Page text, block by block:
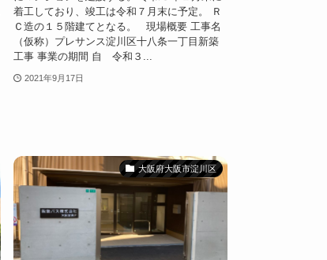
着工しており、竣工は令和７月末に予定。 Ｒ
Ｃ造の１５階建てとなる。 現場概要 工事名
（仮称）プレサンス淀川区十八条一丁目新築
工事 事業の期間 自 令和３...
2021年9月17日
大阪府大阪市淀川区